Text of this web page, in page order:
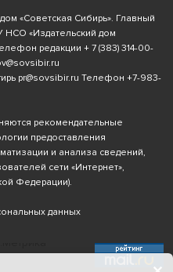
«Советская Сибирь». Главный
НСО «Издательский дом
редакции + 7 (383) 314-00-
pr@sovsibir.ru Телефон +7-983-
рекомендательные
предоставления
и анализа сведений,
сети «Интернет»,
Федерации).
данных